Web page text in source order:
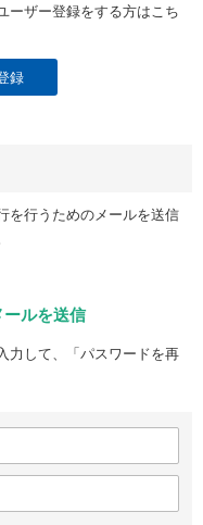
ーザー登録をする方はこち
録
を行うためのメールを送信
ルを送信
力して、「パスワードを再